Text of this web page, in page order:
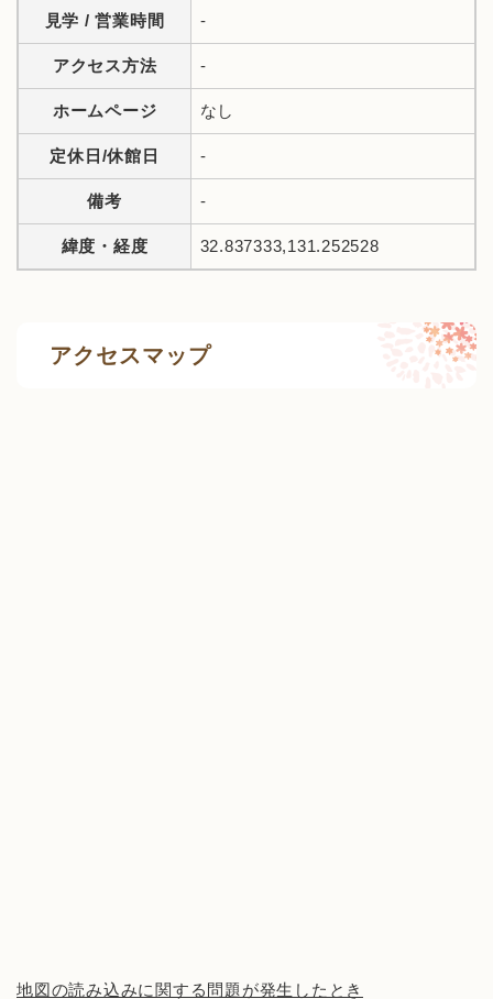
見学 / 営業時間 -
アクセス方法 -
ホームページ なし
定休日/休館日 -
備考 -
緯度・経度 32.837333,131.252528
アクセスマップ
地図の読み込みに関する問題が発生したとき